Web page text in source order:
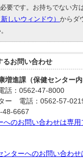
要です。お持ちでない方
しいウィンドウ）からダ
るお問い合わせ
進課（保健センター内
話：0562-47-8000
ー 電話：0562-57-
48-6667
へのお問い合わせは専
ンターへのお問い合わせ